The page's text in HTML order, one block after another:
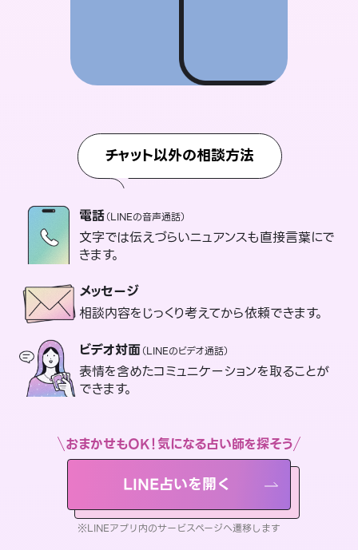
チャット以外の相談方法
電話（LINEの音声通話）
文字では伝えづらいニュアンスも直接言葉にで
きます。
メッセージ
相談内容をじっくり考えてから依頼できます。
ビデオ対面（LINEのビデオ通話）
表情を含めたコミュニケーションを取ることが
できます。
おまかせもOK！気になる占い師を探そう
LINE占いを開く
※LINEアプリ内のサービスページへ遷移します